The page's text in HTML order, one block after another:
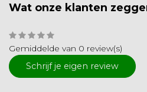
Wat onze klanten
Gemiddelde van 0 review(s)
Schrijf je eigen review